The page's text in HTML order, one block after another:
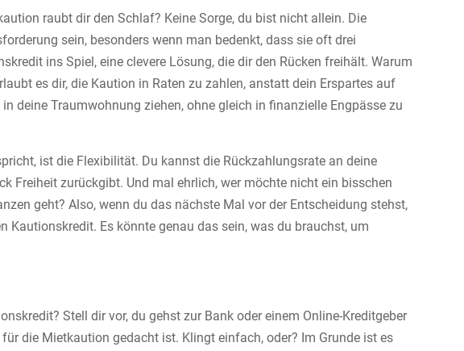
raubt dir den Schlaf? Keine Sorge, du bist nicht allein. Die
sein, besonders wenn man bedenkt, dass sie oft drei
ins Spiel, eine clevere Lösung, die dir den Rücken freihält. Warum
es dir, die Kaution in Raten zu zahlen, anstatt dein Erspartes auf
deine Traumwohnung ziehen, ohne gleich in finanzielle Engpässe zu
ist die Flexibilität. Du kannst die Rückzahlungsrate an deine
Freiheit zurückgibt. Und mal ehrlich, wer möchte nicht ein bisschen
geht? Also, wenn du das nächste Mal vor der Entscheidung stehst,
Kautionskredit. Es könnte genau das sein, was du brauchst, um
Stell dir vor, du gehst zur Bank oder einem Online-Kreditgeber
die Mietkaution gedacht ist. Klingt einfach, oder? Im Grunde ist es